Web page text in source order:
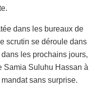
dans les bureaux de
scrutin se déroule dans
les prochains jours,
Samia Suluhu Hassan à
sans surprise.